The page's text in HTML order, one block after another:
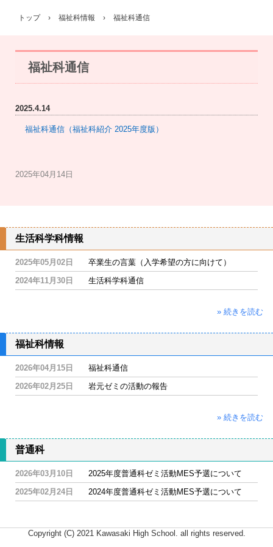
トップ › 福祉科情報 › 福祉科通信
福祉科通信
2025.4.14
福祉科通信（福祉科紹介 2025年度版）
2025年04月14日
生活科学科情報
2025年05月02日
卒業生の言葉（入学希望の方に向けて）
2024年11月30日
生活科学科通信
» 続きを読む
福祉科情報
2026年04月15日
福祉科通信
2026年02月25日
岩元ゼミの活動の報告
» 続きを読む
普通科
2026年03月10日
2025年度普通科ゼミ活動MES予選について
2025年02月24日
2024年度普通科ゼミ活動MES予選について
Copyright (C) 2021 Kawasaki High School. all rights reserved.